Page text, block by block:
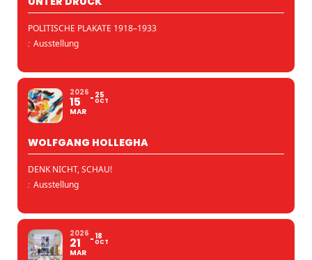
POLITISCHE PLAKATE 1918–1933
: Ausstellung
2026
15
MAR
25
OCT
WOLFGANG HOLLEGHA
DENK NICHT, SCHAU!
: Ausstellung
2026
21
MAR
18
OCT